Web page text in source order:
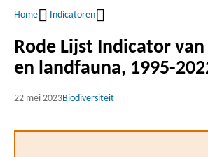
Kruimelpad
Home Indicatoren
Rode Lijst Indicator
en landfauna, 1995-
22 mei 2023Biodiversiteit